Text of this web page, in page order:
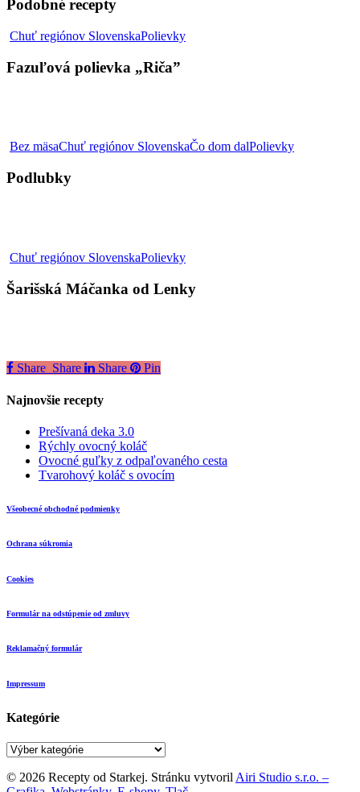
Podobné recepty
Chuť regiónov SlovenskaPolievkyFazuľová
Fazuľová polievka „Riča”
Bez mäsaChuť regiónov SlovenskaČo dom dalPolievkyPodlubky
Podlubky
Chuť regiónov SlovenskaPolievkyŠarišská
od
Lenky
Šarišská Máčanka od Lenky
Share Share Share Pin
Najnovšie recepty
Prešívaná deka 3.0
Rýchly ovocný koláč
Ovocné guľky z odpaľovaného cesta
Tvarohový koláč s ovocím
Všeobecné obchodné podmienky
Ochrana súkromia
Cookies
Formulár na odstúpenie od zmluvy
Reklamačný formulár
Impressum
Kategórie
Kategórie
© 2026 Recepty od Starkej. Stránku vytvoril Airi Studio s.r.o. –